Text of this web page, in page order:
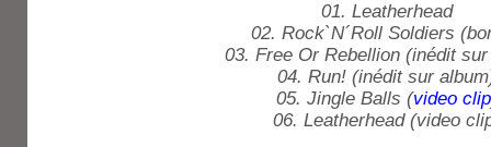
01. Leatherhead
02. Rock`N´Roll Soldiers
03. Free Or Rebellion (inédit
04. Run! (inédit sur
05. Jingle Balls (video clip
06. Leatherhead (video